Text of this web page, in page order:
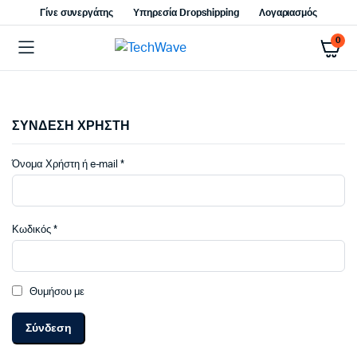
Γίνε συνεργάτης Υπηρεσία Dropshipping Λογαριασμός
0
ΣΥΝΔΕΣΗ ΧΡΗΣΤΗ
Όνομα Χρήστη ή e-mail*Απαιτείται
Κωδικός *Απαιτείται
Θυμήσου με
Σύνδεση